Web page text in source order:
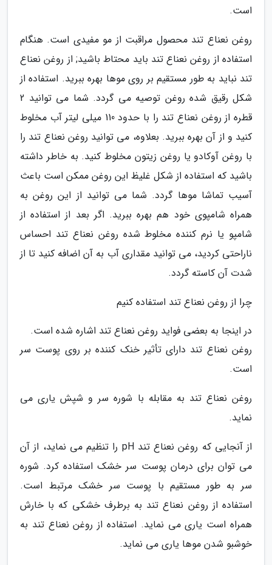
است.
روغن نعناع تند محصول مراقبت از مو مفیدی است. هنگام
استفاده از روغن نعناع تند باید محتاط باشید; از روغن نعناع
تند نباید به طور مستقیم بر روی موها بهره ببرید. استفاده از
شکل رقیق شده روغن توصیه می گردد. شما می توانید 2
قطره از روغن نعناع تند را با حدود 110 میلی لیتر آب مخلوط
کنید و از آن بهره ببرید. بعلاوه، می توانید روغن نعناع تند را
با روغن آوکادو یا روغن زیتون مخلوط کنید. به خاطر داشته
باشید که استفاده از شکل غلیظ این روغن ممکن است باعث
آسیب تماشا موها گردد. شما می توانید از این روغن به
همراه شامپوی خود هم بهره ببرید. اگر بعد از استفاده از
شامپو یا نرم کننده مخلوط شده روغن نعناع تند احساس
ناراحتی کردید، می توانید مقداری آب به آن اضافه کنید تا از
شدت آن کاسته گردد.
چرا از روغن نعناع تند استفاده کنیم
در اینجا به بعضی فواید روغن نعناع تند اشاره شده است.
روغن نعناع تند دارای تأثیر خنک کننده بر روی پوست سر
است.
روغن نعناع تند به مقابله با شوره سر و شپش یاری می
نماید.
از آنجایی که روغن نعناع تند pH را تنظیم می نماید، از آن
می توان برای درمان پوست سر خشک استفاده کرد. شوره
سر به طور مستقیم با پوست سر خشک مرتبط است.
استفاده از روغن نعناع تند به برطرف خشکی که با خارش
همراه است یاری می نماید. استفاده از روغن نعناع تند به
خوشبو شدن موها یاری می نماید.